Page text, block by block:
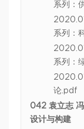
系列：
系列：
系列：
论.pdf
042 袁立志
设计与构建